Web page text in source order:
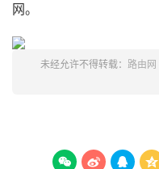
网。
未经允许不得转载： 路由网
   